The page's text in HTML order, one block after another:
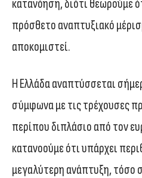
κατανόηση, διότι θεωρούμε
πρόσθετο αναπτυξιακό
αποκομιστεί.
Η Ελλάδα αναπτύσσεται
σύμφωνα με τις τρέχουσες
περίπου διπλάσιο από τον
κατανοούμε ότι υπάρχει
μεγαλύτερη ανάπτυξη, τόσο